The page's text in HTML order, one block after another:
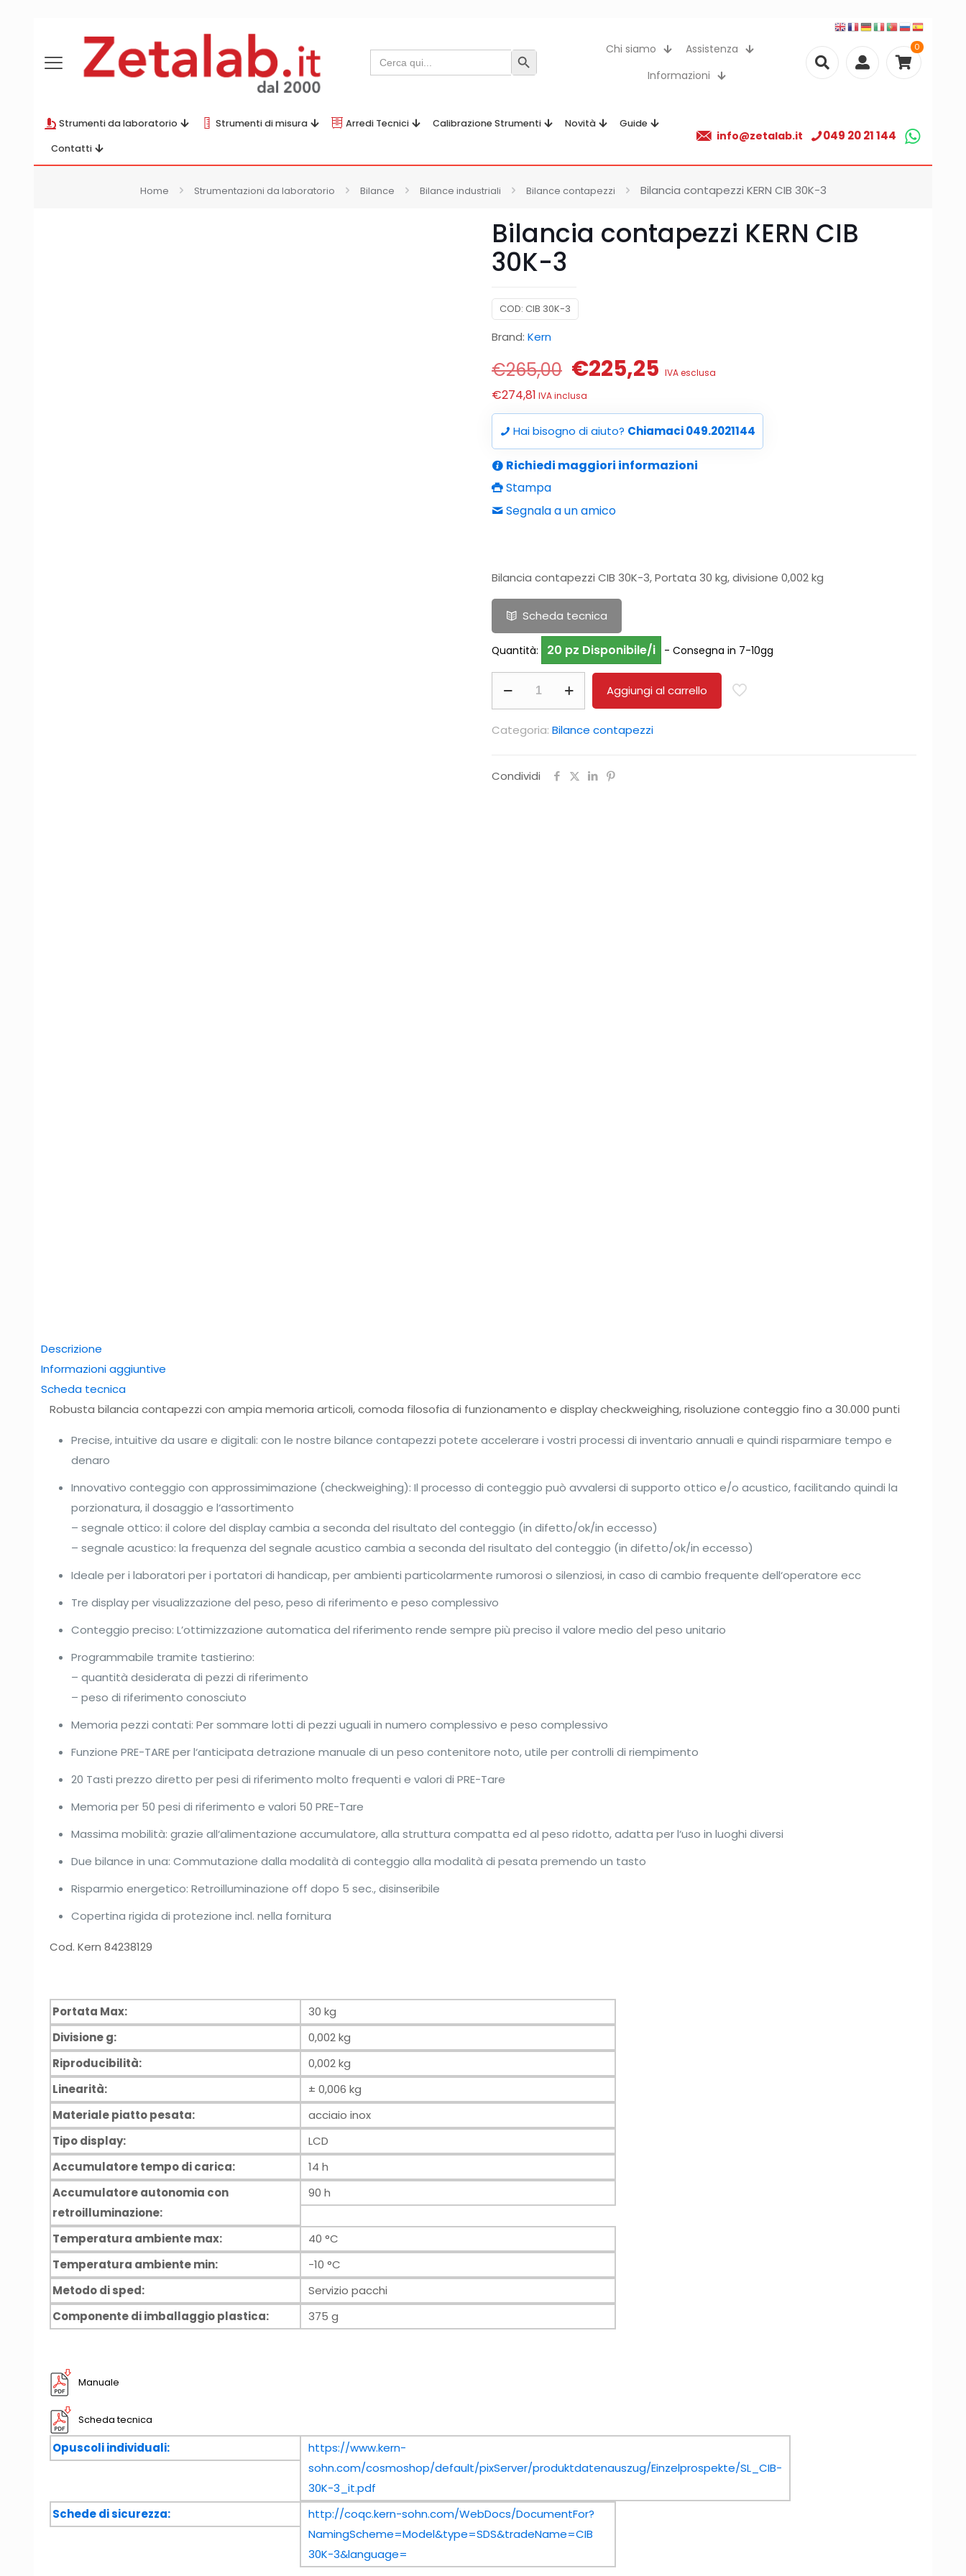
Search
for: Search Button
Chi siamo
Assistenza
Informazioni
0
Strumenti da laboratorio Strumenti di misura Arredi Tecnici Calibrazione Strumenti Novità Guide
Contatti
info@zetalab.it 049 20 21 144
Home Strumentazioni da laboratorio Bilance Bilance industriali Bilance contapezzi Bilancia contapezzi KERN CIB 30K-3
Bilancia contapezzi KERN CIB
30K-3
COD: CIB 30K-3
Brand: Kern
€265,00 Il
prezzo
originale
era:
€265,00.
€225,25 Il
attuale
è:
€225,25.
IVA esclusa
€274,81 IVA inclusa
Hai bisogno di aiuto? Chiamaci 049.2021144
Richiedi maggiori informazioni
Stampa
Segnala a un amico
Bilancia contapezzi CIB 30K-3, Portata 30 kg, divisione 0,002 kg
Scheda tecnica
Quantità: 20 pz Disponibile/i - Consegna in 7-10gg
3
Aggiungi al carrello
Categoria: Bilance contapezzi
Condividi
Descrizione
Informazioni aggiuntive
Scheda tecnica
Robusta bilancia contapezzi con ampia memoria articoli, comoda filosofia di funzionamento e display checkweighing, risoluzione conteggio fino a 30.000 punti
Precise, intuitive da usare e digitali: con le nostre bilance contapezzi potete accelerare i vostri processi di inventario annuali e quindi risparmiare tempo e
denaro
Innovativo conteggio con approssimimazione (checkweighing): Il processo di conteggio può avvalersi di supporto ottico e/o acustico, facilitando quindi la
porzionatura, il dosaggio e l‘assortimento
– segnale ottico: il colore del display cambia a seconda del risultato del conteggio (in difetto/ok/in eccesso)
– segnale acustico: la frequenza del segnale acustico cambia a seconda del risultato del conteggio (in difetto/ok/in eccesso)
Ideale per i laboratori per i portatori di handicap, per ambienti particolarmente rumorosi o silenziosi, in caso di cambio frequente dell‘operatore ecc
Tre display per visualizzazione del peso, peso di riferimento e peso complessivo
Conteggio preciso: L’ottimizzazione automatica del riferimento rende sempre più preciso il valore medio del peso unitario
Programmabile tramite tastierino:
– quantità desiderata di pezzi di riferimento
– peso di riferimento conosciuto
Memoria pezzi contati: Per sommare lotti di pezzi uguali in numero complessivo e peso complessivo
Funzione PRE-TARE per l‘anticipata detrazione manuale di un peso contenitore noto, utile per controlli di riempimento
20 Tasti prezzo diretto per pesi di riferimento molto frequenti e valori di PRE-Tare
Memoria per 50 pesi di riferimento e valori 50 PRE-Tare
Massima mobilità: grazie all‘alimentazione accumulatore, alla struttura compatta ed al peso ridotto, adatta per l‘uso in luoghi diversi
Due bilance in una: Commutazione dalla modalità di conteggio alla modalità di pesata premendo un tasto
Risparmio energetico: Retroilluminazione off dopo 5 sec., disinseribile
Copertina rigida di protezione incl. nella fornitura
Cod. Kern 84238129
Portata Max:
30 kg
Divisione g:
0,002 kg
Riproducibilità:
0,002 kg
Linearità:
± 0,006 kg
Materiale piatto pesata:
acciaio inox
Tipo display:
LCD
Accumulatore tempo di carica:
14 h
Accumulatore autonomia con
retroilluminazione:
90 h
Temperatura ambiente max:
40 °C
Temperatura ambiente min:
-10 °C
Metodo di sped:
Servizio pacchi
Componente di imballaggio plastica:
375 g
Manuale
Scheda tecnica
Opuscoli individuali:
https://www.kern-
sohn.com/cosmoshop/default/pixServer/produktdatenauszug/Einzelprospekte/SL_CIB-
30K-3_it.pdf
Schede di sicurezza:
http://coqc.kern-sohn.com/WebDocs/DocumentFor?
NamingScheme=Model&type=SDS&tradeName=CIB
30K-3&language=